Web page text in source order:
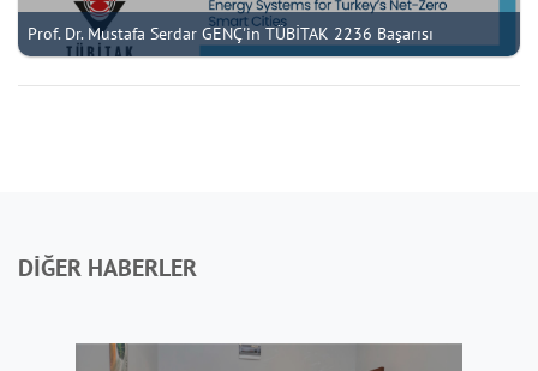
Prof. Dr. Mustafa Serdar GENÇ'in TÜBİTAK 2236 Başarısı
DİĞER HABERLER